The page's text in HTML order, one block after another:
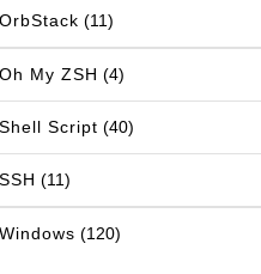
OrbStack (11)
Oh My ZSH (4)
Shell Script (40)
SSH (11)
Windows (120)